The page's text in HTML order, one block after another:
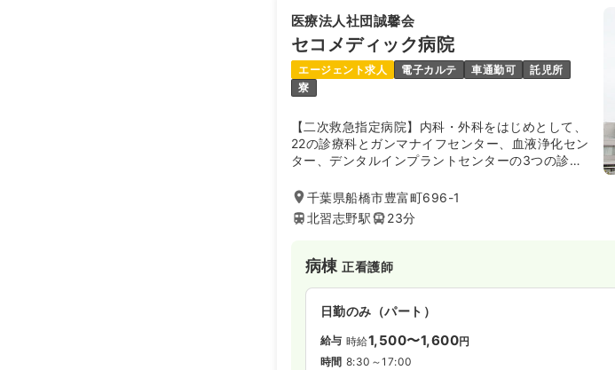
医療法人社団誠馨会
セコメディック病院
エージェント求人 電子カルテ 車通勤可
託児所
寮
【二次救急指定病院】内科・外科をはじめとして、
22の診療科とガンマナイフセンター、血液浄化セン
ター、デンタルインプラントセンターの3つの診療
整形外科と脳神経外科に強みを持ち、専門性を積み
たい方はもちろんのこと、幅広い分野に興味のある
方にオススメです！
千葉県船橋市豊富町696-1
北習志野駅
23分
病棟正看護師
日勤のみ（パート）
給与 時給1,500〜1,600円
時間 8:30～17:00